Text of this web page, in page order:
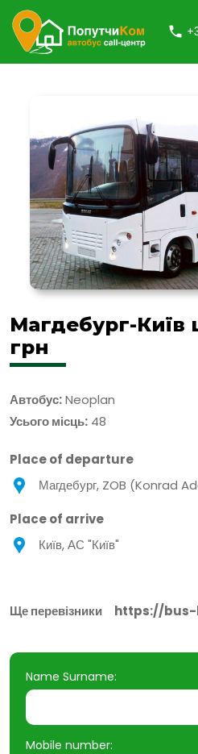
Магдебург-
грн
Автобус:Neoplan
Усього місць: 48
Place of departure
Магдебург, ZOB (Konrad
Place of arrive
Київ, АС "Київ"
Ще перевізники https://bus-
Name Surname:
Mobile number: